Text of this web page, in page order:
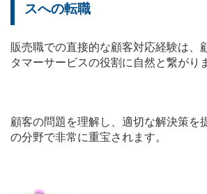
スへの転職
販売職での直接的な顧客対応経験は、
タマーサービスの役割に自然と繋がり
顧客の問題を理解し、適切な解決策を
の分野で非常に重宝されます。